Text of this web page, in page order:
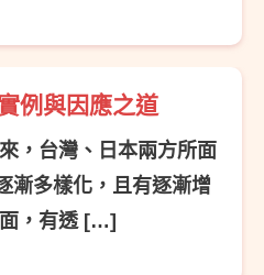
例與因應之道
，台灣、日本兩方所面
漸多樣化，且有逐漸增
，有透 […]